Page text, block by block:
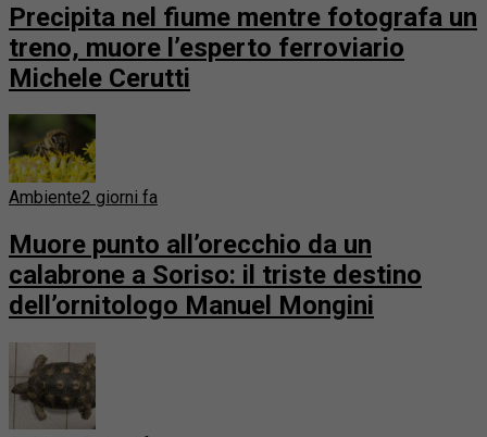
Precipita nel fiume mentre fotografa un
treno, muore l’esperto ferroviario
Michele Cerutti
Ambiente2 giorni fa
Muore punto all’orecchio da un
calabrone a Soriso: il triste destino
dell’ornitologo Manuel Mongini